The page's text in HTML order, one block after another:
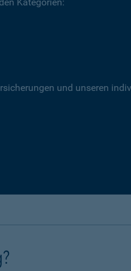
und unseren